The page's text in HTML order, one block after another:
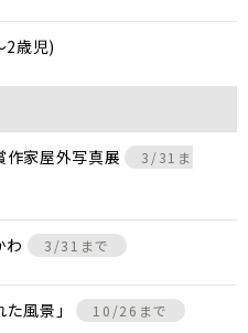
2歳児)
作家屋外写真展
3/31ま
わ 3/31まで
た風景」 10/26まで